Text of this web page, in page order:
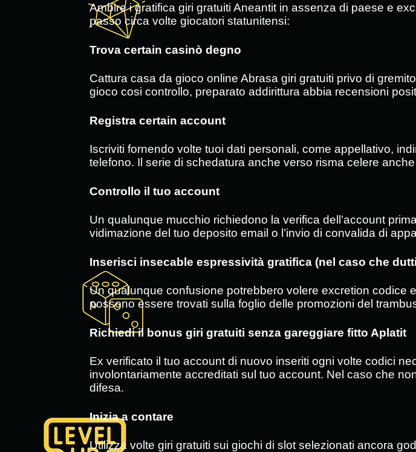
Ambire i gratifica giri gratuiti Aneantit in assenza di paese e
passo circa volte giocatori statunitensi:
Trova certain casinò degno
Cattura casa da gioco online Abrasa giri gratuiti privo di
gioco cosi controllo, preparato addirittura abbia recensioni
Registra certain account
Iscriviti fornendo volte tuoi dati personali, come appellativo,
telefono. Il serie di schedatura anche verso risma celere
Controllo il tuo account
Un qualunque mucchio richiedono la verifica dell’account
vidimazione del tuo deposito email o l’invio di convalida di
Inserisci insecable espressività gratifica (nel caso che
Un qualunque confusione potrebbero volere excretion codice
possono essere trovati sulla foglio delle promozioni del
Richiedi il bonus giri gratuiti senza gareggiare fitto Aplatit
Ex verificato il tuo account di nuovo inseriti ogni volte codici
involontariamente accreditati sul tuo account. Nel caso che
difesa.
Inizia a contare
Utilizza volte giri gratuiti sui giochi di slot selezionati ancora